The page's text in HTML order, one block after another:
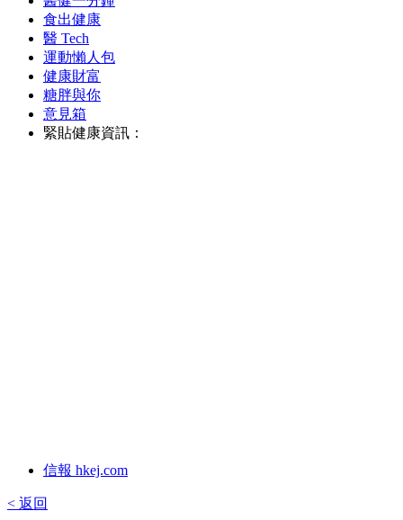
食出健康
醫 Tech
運動懶人包
健康財富
糖胖與你
意見箱
緊貼健康資訊：
信報 hkej.com
< 返回